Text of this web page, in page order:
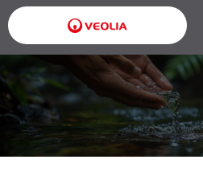
Przejdź
do
treści